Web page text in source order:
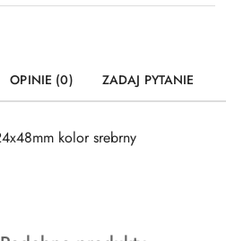
OPINIE (0) ZADAJ PYTANIE
kolor srebrny